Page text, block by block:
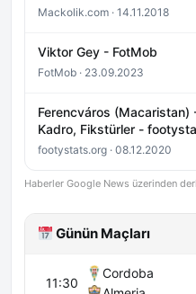
Mackolik.com · 14.11.2018
Viktor Gey - FotMob
FotMob · 23.09.2023
Ferencváros (Macaristan)
Kadro, Fikstürler -
footystats.org · 08.12.2020
Haberler Google News üzerinden
Günün Maçları
11:30
Cordoba